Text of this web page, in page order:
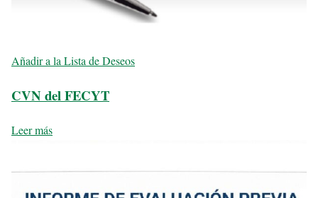
Añadir a la Lista de Deseos
CVN del FECYT
Leer más